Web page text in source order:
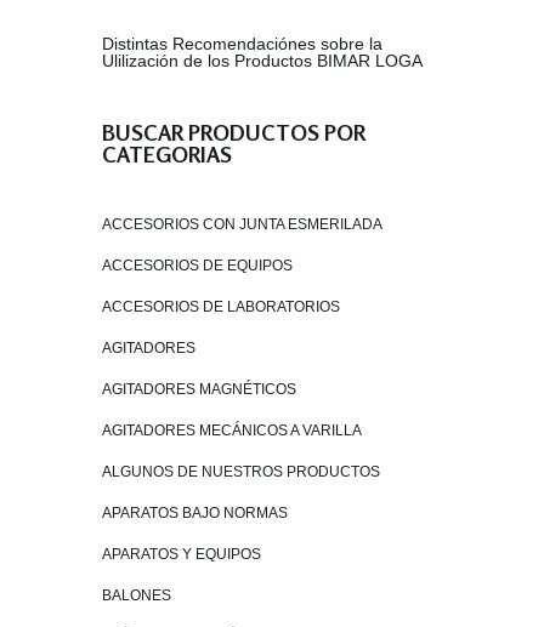
Distintas Recomendaciónes sobre la
Ulilización de los Productos BIMAR LOGA
BUSCAR PRODUCTOS POR
CATEGORIAS
ACCESORIOS CON JUNTA ESMERILADA
ACCESORIOS DE EQUIPOS
ACCESORIOS DE LABORATORIOS
AGITADORES
AGITADORES MAGNÉTICOS
AGITADORES MECÁNICOS A VARILLA
ALGUNOS DE NUESTROS PRODUCTOS
APARATOS BAJO NORMAS
APARATOS Y EQUIPOS
BALONES